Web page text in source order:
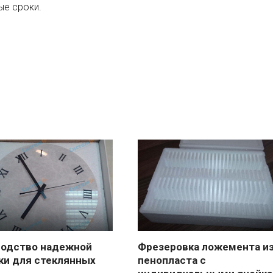
сроки.
надежной
для стеклянных
Фрезеровка ложемента
пенопласта с